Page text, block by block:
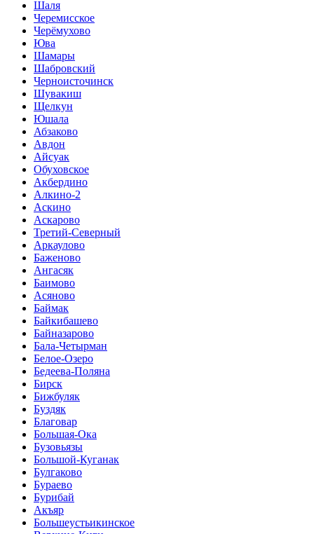
Шаля
Черемисское
Черёмухово
Юва
Шамары
Шабровский
Черноисточинск
Шувакиш
Щелкун
Юшала
Абзаково
Авдон
Айсуак
Обуховское
Акбердино
Алкино-2
Аскино
Аскарово
Третий-Северный
Аркаулово
Баженово
Ангасяк
Баимово
Асяново
Баймак
Байкибашево
Байназарово
Бала-Четырман
Белое-Озеро
Бедеева-Поляна
Бирск
Бижбуляк
Буздяк
Благовар
Большая-Ока
Бузовьязы
Большой-Куганак
Булгаково
Бураево
Бурибай
Акъяр
Большеустьикинское